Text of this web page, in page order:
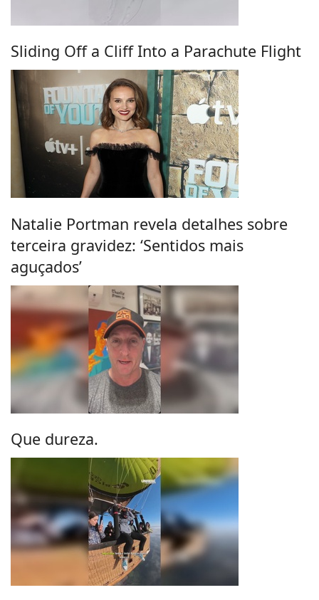
Sliding Off a Cliff Into a Parachute Flight
Natalie Portman revela detalhes sobre
terceira gravidez: ‘Sentidos mais
aguçados’
Que dureza.